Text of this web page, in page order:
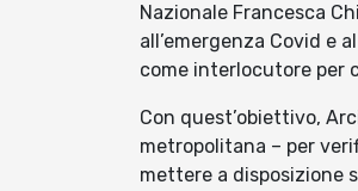
Nazionale Francesca
all’emergenza Covid e
come interlocutore per
Con quest’obiettivo,
metropolitana – per
mettere a disposizione